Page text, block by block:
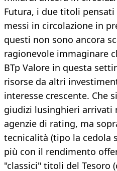
Futura, i due titoli
messi in circolazione in
questi non sono ancora
ragionevole immaginare
BTp Valore in questa
risorse da altri
interesse crescente. Che
giudizi lusinghieri
agenzie di rating, ma
tecnicalità (tipo la cedola
più con il rendimento
"classici" titoli del Tesoro